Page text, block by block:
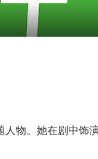
物。她在剧中饰